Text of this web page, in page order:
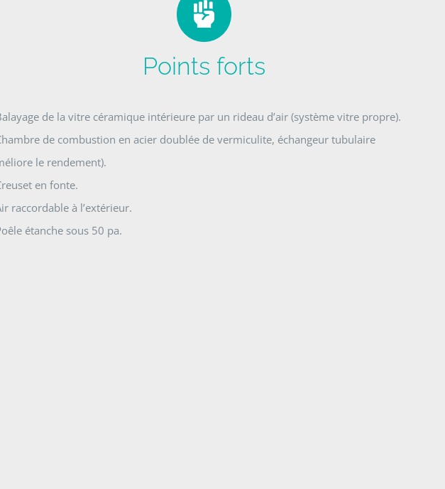
Points forts
de la vitre céramique intérieure par un rideau d’air (système vitre propre).
de combustion en acier doublée de vermiculite, échangeur tubulaire
le rendement).
en fonte.
raccordable à l’extérieur.
étanche sous 50 pa.